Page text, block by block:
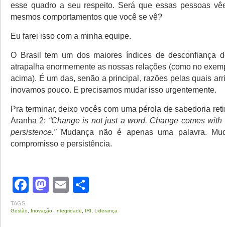
esse quadro a seu respeito. Será que essas pessoas
mesmos comportamentos que você se vê?
Eu farei isso com a minha equipe.
O Brasil tem um dos maiores índices de desconfiança
atrapalha enormemente as nossas relações (como no
acima). É um das, senão a principal, razões pelas quais
inovamos pouco. E precisamos mudar isso urgentemente.
Pra terminar, deixo vocês com uma pérola de sabedoria
Aranha 2: “Change is not just a word. Change comes with
persistence.”Mudança não é apenas uma palavra.
compromisso e persistência.
Facebook
Mastodon
Email
TAGS
Gestão Inovação Integridade IRI Liderança